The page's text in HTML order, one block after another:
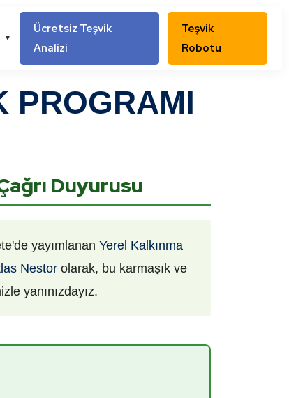
▼
Ücretsiz Teşvik
Analizi
Teşvik
Robotu
PROGRAMI
Duyurusu
yayımlanan Yerel Kalkınma
Nestor olarak, bu karmaşık ve
yanınızdayız.